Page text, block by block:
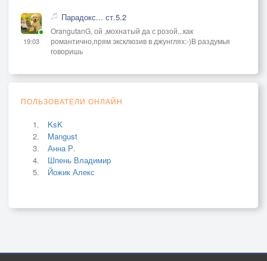
19:03
Парадокс... ст.5.2
OrangutanG, ой ,мохнатый да с розой...как
романтично,прям эксклюзив в джунглях:-)В раздумья
говоришь
ПОЛЬЗОВАТЕЛИ ОНЛАЙН
KsK
Mangust
Анна Р.
Шпень Владимир
Йожик Алекс